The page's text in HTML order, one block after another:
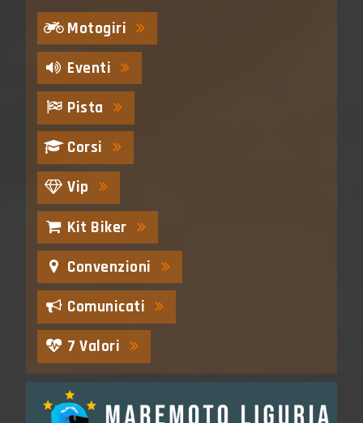
Motogiri
Eventi
Pista
Corsi
Vip
Kit Biker
Convenzioni
Comunicati
7 Valori